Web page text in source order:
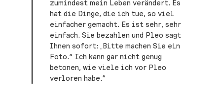
zumindest mein Leben verändert. Es
hat die Dinge, die ich tue, so viel
einfacher gemacht. Es ist sehr, sehr
einfach. Sie bezahlen und Pleo sagt
Ihnen sofort: „Bitte machen Sie ein
Foto.“ Ich kann gar nicht genug
betonen, wie viele ich vor Pleo
verloren habe.“